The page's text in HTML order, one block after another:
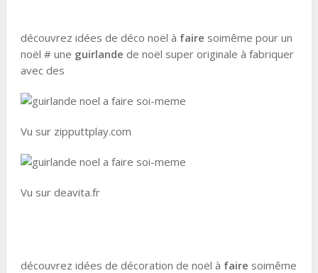
découvrez idées de déco noël à faire soimême pour un
noël # une guirlande de noël super originale à fabriquer
avec des
Vu sur zipputtplay.com
Vu sur deavita.fr
découvrez idées de décoration de noël à faire soimême